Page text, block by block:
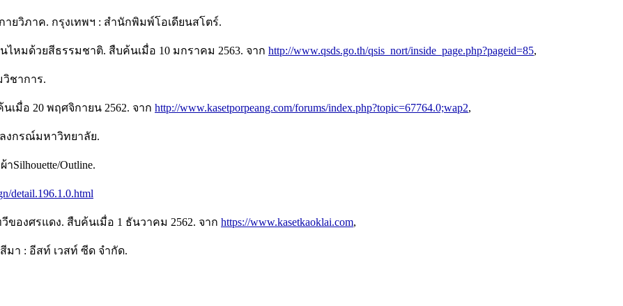
ยวิภาค. กรุงเทพฯ : สำนักพิมพ์โอเดียนสโตร์.
หมด้วยสีธรรมชาติ. สืบค้นเมื่อ 10 มกราคม 2563. จาก http://www.qsds.go.th/qsis_nort/inside_page.php?pageid=85,
วิชาการ.
เมื่อ 20 พฤศจิกายน 2562. จาก http://www.kasetporpeang.com/forums/index.php?topic=67764.0;wap2,
ลงกรณ์มหาวิทยาลัย.
Outline.
detail.196.1.0.html
ของศรแดง. สืบค้นเมื่อ 1 ธันวาคม 2562. จาก https://www.kasetkaoklai.com,
มา : อีสท์ เวสท์ ซีด จำกัด.